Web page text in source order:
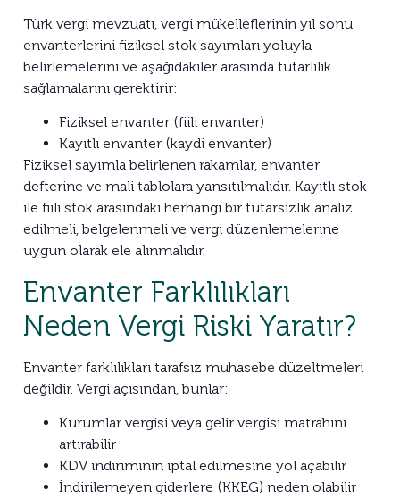
Türk vergi mevzuatı, vergi mükelleflerinin yıl sonu
envanterlerini fiziksel stok sayımları yoluyla
belirlemelerini ve aşağıdakiler arasında tutarlılık
sağlamalarını gerektirir:
Fiziksel envanter (fiili envanter)
Kayıtlı envanter (kaydi envanter)
Fiziksel sayımla belirlenen rakamlar, envanter
defterine ve mali tablolara yansıtılmalıdır. Kayıtlı stok
ile fiili stok arasındaki herhangi bir tutarsızlık analiz
edilmeli, belgelenmeli ve vergi düzenlemelerine
uygun olarak ele alınmalıdır.
Envanter Farklılıkları
Neden Vergi Riski Yaratır?
Envanter farklılıkları tarafsız muhasebe düzeltmeleri
değildir. Vergi açısından, bunlar:
Kurumlar vergisi veya gelir vergisi matrahını
artırabilir
KDV indiriminin iptal edilmesine yol açabilir
İndirilemeyen giderlere (KKEG) neden olabilir